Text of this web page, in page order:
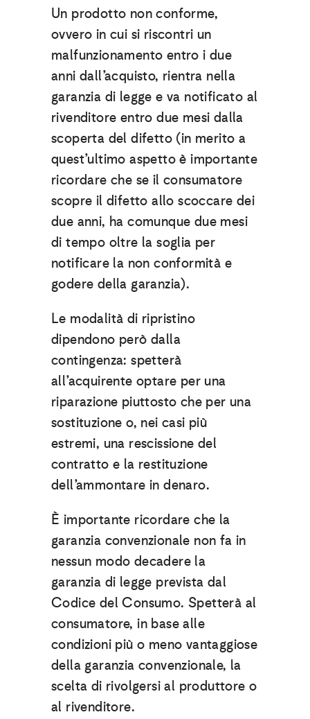
Un prodotto non conforme,
ovvero in cui si riscontri un
malfunzionamento entro i due
anni dall’acquisto, rientra nella
garanzia di legge e va notificato al
rivenditore entro due mesi dalla
scoperta del difetto (in merito a
quest’ultimo aspetto è importante
ricordare che se il consumatore
scopre il difetto allo scoccare dei
due anni, ha comunque due mesi
di tempo oltre la soglia per
notificare la non conformità e
godere della garanzia).
Le modalità di ripristino
dipendono però dalla
contingenza: spetterà
all’acquirente optare per una
riparazione piuttosto che per una
sostituzione o, nei casi più
estremi, una rescissione del
contratto e la restituzione
dell’ammontare in denaro.
È importante ricordare che la
garanzia convenzionale non fa in
nessun modo decadere la
garanzia di legge prevista dal
Codice del Consumo. Spetterà al
consumatore, in base alle
condizioni più o meno vantaggiose
della garanzia convenzionale, la
scelta di rivolgersi al produttore o
al rivenditore.